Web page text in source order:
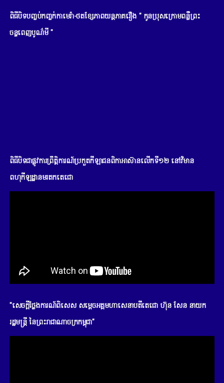
ពិធីបិទបញ្ចប់កញ្ចក់កាមេរ៉ា-ថតខ្សែភាពយន្តភាគរឿង " កូនប្រុសក្រោមពន្លឺព្រះ
ចន្ទពេញបូណ៌មី "
ពិធីបិទជាផ្លូវការព្រឹត្តិការណ៍ប្រកួតកីឡាជនពិកាអាស៊ានលើកទី១២ នៅវិមាន
ពហុកីឡដ្ឋានមរតកតេជោ
"សេចក្តីថ្លែងការណ៍ពិសេស សម្តេចអគ្គមហាសេនាបតីតេជោ ហ៊ុន សែន នាយក
រដ្ឋមន្រ្តី នៃព្រះរាជាណាចក្រកម្ពុជា"